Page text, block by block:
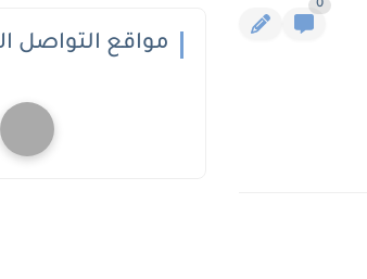
0
مواقع التواصل